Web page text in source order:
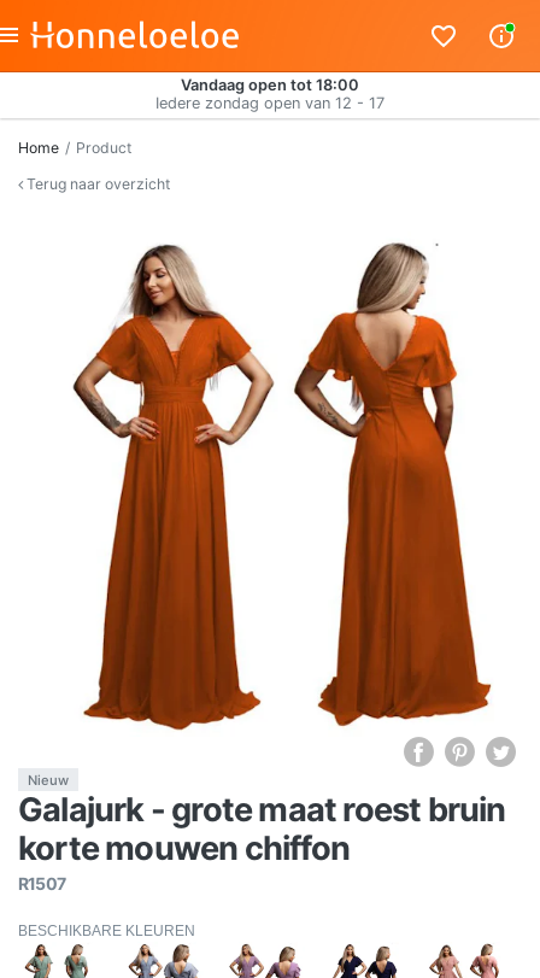
Vandaag open tot 18:00
Iedere zondag open van 12 - 17
Home
Product
Terug naar overzicht
Nieuw
Galajurk - grote maat roest bruin
korte mouwen chiffon
R1507
BESCHIKBARE KLEUREN